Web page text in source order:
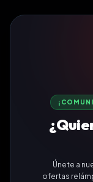
Únete a
ofertas